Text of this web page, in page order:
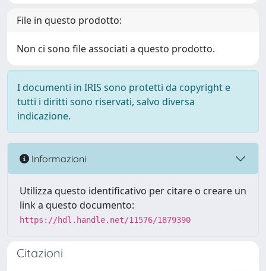
File in questo prodotto:
Non ci sono file associati a questo prodotto.
I documenti in IRIS sono protetti da copyright e
tutti i diritti sono riservati, salvo diversa
indicazione.
Informazioni
Utilizza questo identificativo per citare o creare un
link a questo documento:
https://hdl.handle.net/11576/1879390
Citazioni